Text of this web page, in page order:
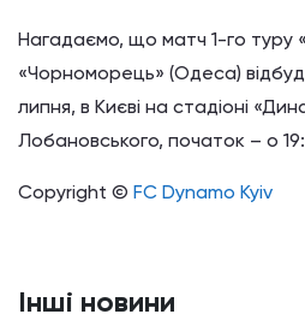
Нагадаємо, що матч 1-го туру
«Чорноморець» (Одеса)
липня, в Києві на стадіоні
Лобановського, початок – о
Copyright © FC Dynamo Kyiv
Інші новини